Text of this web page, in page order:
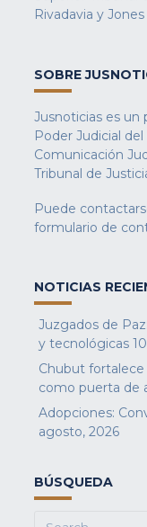
Rivadavia y Jones
SOBRE
Jusnoticias es un
Poder Judicial
Comunicación
Tribunal de
Puede
formulario de
NOTICIAS
Juzgados de
y tecnológicas
Chubut fortalece
como puerta de
Adopciones:
agosto, 2026
BÚSQUEDA